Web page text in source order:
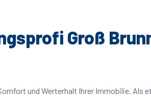
Groß
und Werterhalt Ihrer Immobilie. Als